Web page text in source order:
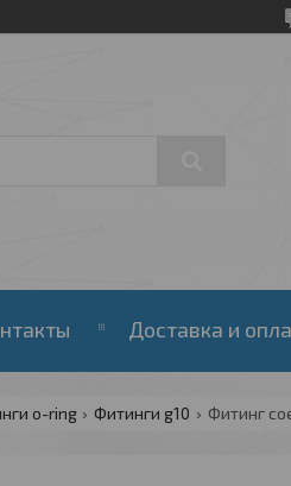
Доставка и
o-ring Фитинги g10